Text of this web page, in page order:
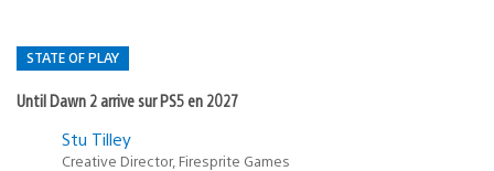
STATE OF PLAY
Until Dawn 2 arrive sur PS5 en 2027
PostéeStu Tilley
Creative Director, Firesprite Games